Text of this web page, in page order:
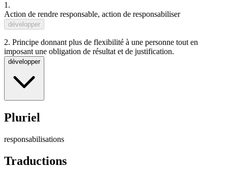
1.
Action de rendre responsable, action de responsabiliser
développer
2. Principe donnant plus de flexibilité à une personne tout en
imposant une obligation de résultat et de justification.
développer
Pluriel
responsabilisations
Traductions